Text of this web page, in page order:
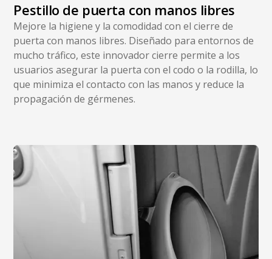
Pestillo de puerta con manos libres
Mejore la higiene y la comodidad con el cierre de
puerta con manos libres. Diseñado para entornos de
mucho tráfico, este innovador cierre permite a los
usuarios asegurar la puerta con el codo o la rodilla, lo
que minimiza el contacto con las manos y reduce la
propagación de gérmenes.